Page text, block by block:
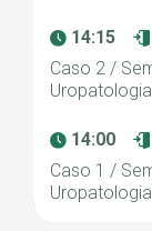
14:15
Caso 2 /
14:00
Caso 1 /